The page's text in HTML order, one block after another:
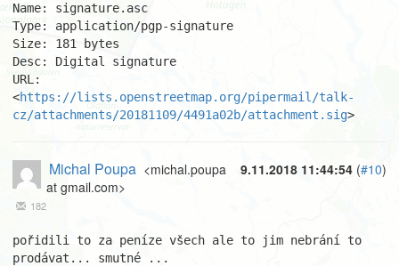
Name: signature.asc
Type: application/pgp-signature
Size: 181 bytes
Desc: Digital signature
URL:
<https://lists.openstreetmap.org/pipermail/talk-
cz/attachments/20181109/4491a02b/attachment.sig>
9.11.2018 11:44:54 (#10)
Michal Poupa <michal.poupa
at gmail.com>
182
pořidili to za peníze všech ale to jim nebrání to
prodávat... smutné ...